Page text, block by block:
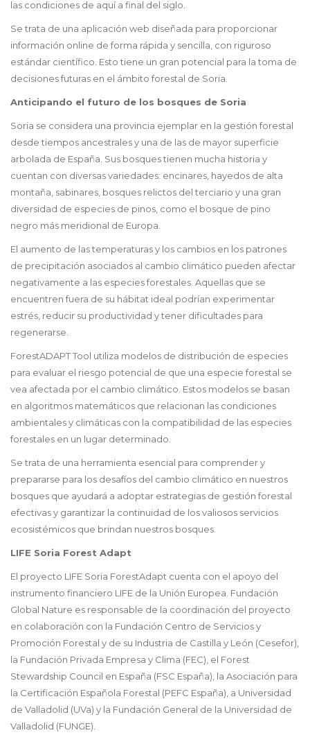
las condiciones de aquí a final del siglo.
Se trata de una aplicación web diseñada para proporcionar
información online de forma rápida y sencilla, con riguroso
estándar científico. Esto tiene un gran potencial para la toma de
decisiones futuras en el ámbito forestal de Soria.
Anticipando el futuro de los bosques de Soria
Soria se considera una provincia ejemplar en la gestión forestal
desde tiempos ancestrales y una de las de mayor superficie
arbolada de España. Sus bosques tienen mucha historia y
cuentan con diversas variedades: encinares, hayedos de alta
montaña, sabinares, bosques relictos del terciario y una gran
diversidad de especies de pinos, como el bosque de pino
negro más meridional de Europa.
El aumento de las temperaturas y los cambios en los patrones
de precipitación asociados al cambio climático pueden afectar
negativamente a las especies forestales. Aquellas que se
encuentren fuera de su hábitat ideal podrían experimentar
estrés, reducir su productividad y tener dificultades para
regenerarse.
ForestADAPT Tool utiliza modelos de distribución de especies
para evaluar el riesgo potencial de que una especie forestal se
vea afectada por el cambio climático. Estos modelos se basan
en algoritmos matemáticos que relacionan las condiciones
ambientales y climáticas con la compatibilidad de las especies
forestales en un lugar determinado.
Se trata de una herramienta esencial para comprender y
prepararse para los desafíos del cambio climático en nuestros
bosques que ayudará a adoptar estrategias de gestión forestal
efectivas y garantizar la continuidad de los valiosos servicios
ecosistémicos que brindan nuestros bosques.
LIFE Soria Forest Adapt
El proyecto LIFE Soria ForestAdapt cuenta con el apoyo del
instrumento financiero LIFE de la Unión Europea. Fundación
Global Nature es responsable de la coordinación del proyecto
en colaboración con la Fundación Centro de Servicios y
Promoción Forestal y de su Industria de Castilla y León (Cesefor),
la Fundación Privada Empresa y Clima (FEC), el Forest
Stewardship Council en España (FSC España), la Asociación para
la Certificación Española Forestal (PEFC España), a Universidad
de Valladolid (UVa) y la Fundación General de la Universidad de
Valladolid (FUNGE).